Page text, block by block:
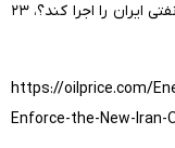
چرا بایدن بعید است که تحریم های جدید نفتی ایران را اجرا کند؟، ۲۳
https://oilprice.com/
Enforce-the-New-Iran-